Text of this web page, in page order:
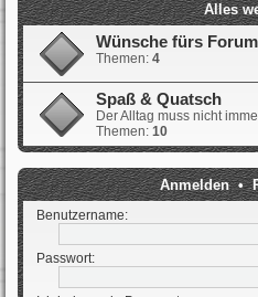
Alles
Wünsche fürs Forum
Themen: 4
Spaß & Quatsch
Der Alltag muss nicht
Themen: 10
Anmelden•
Benutzername:
Passwort: